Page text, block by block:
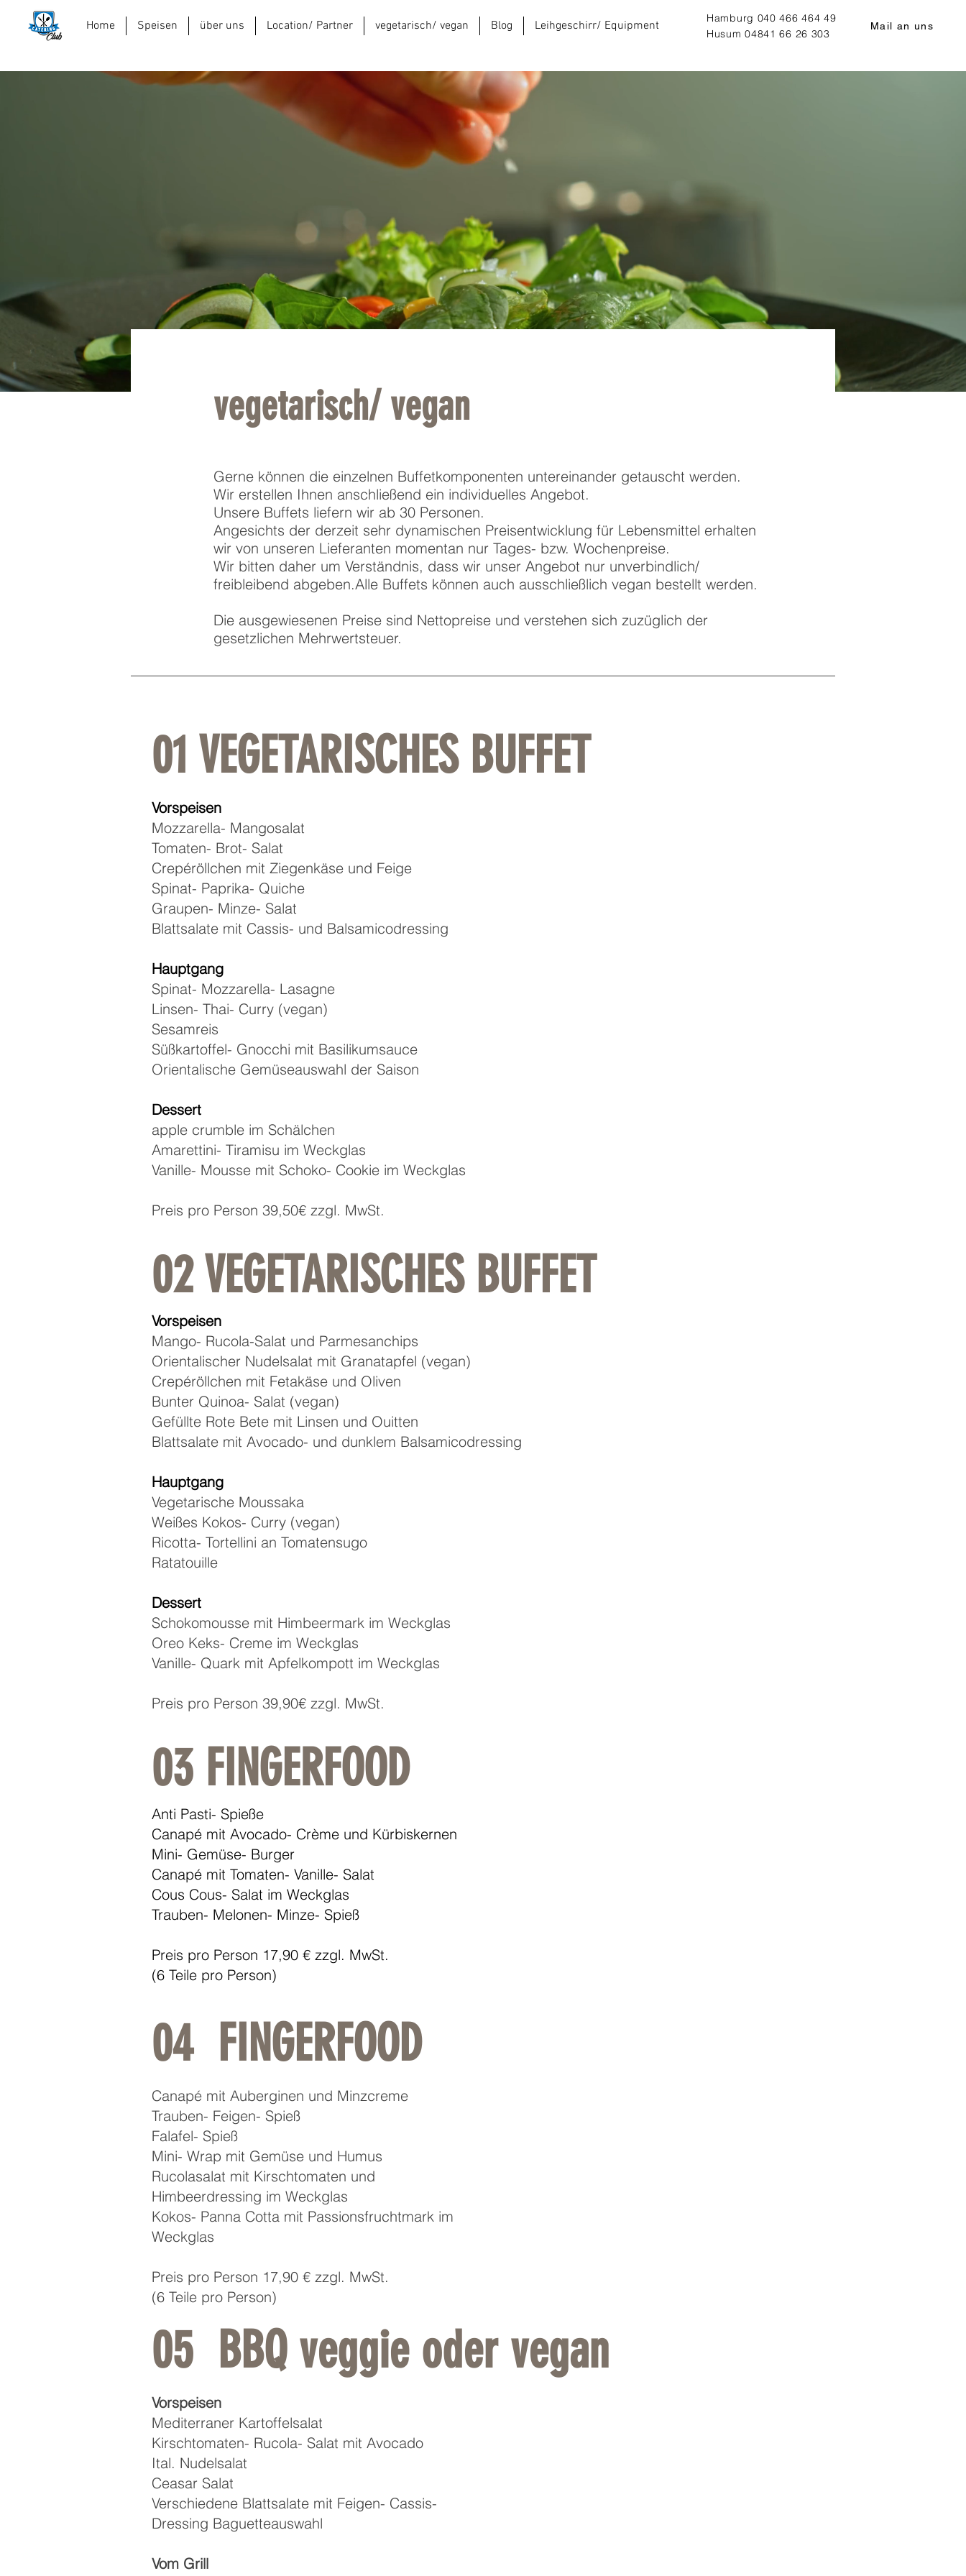
Home Speisen über uns Location/ Partner vegetarisch/ vegan Blog Leihgeschirr/ Equipment
Hamburg 040 466 464 49
Husum04841 66 26 303
Mail an uns
vegetarisch/ vegan
Gerne können die einzelnen Buffetkomponenten untereinander getauscht werden.
Wir erstellen Ihnen anschließend ein individuelles Angebot.
Unsere Buffets liefern wir ab 30 Personen.
Angesichts der derzeit sehr dynamischen Preisentwicklung für Lebensmittel erhalten
wir von unseren Lieferanten momentan nur Tages- bzw. Wochenpreise.
Wir bitten daher um Verständnis, dass wir unser Angebot nur unverbindlich/
freibleibend abgeben.Alle Buffets können auch ausschließlich vegan bestellt werden.​
Die ausgewiesenen Preise sind Nettopreise und verstehen sich zuzüglich der
gesetzlichen Mehrwertsteuer.
01 VEGETARISCHES BUFFET
Vorspeisen
Mozzarella- Mangosalat
Tomaten- Brot- Salat
Crepéröllchen mit Ziegenkäse und Feige
Spinat- Paprika- Quiche
Graupen- Minze- Salat
Blattsalate mit Cassis- und Balsamicodressing
Hauptgang
Spinat- Mozzarella- Lasagne
Linsen- Thai- Curry (vegan)
Sesamreis
Süßkartoffel- Gnocchi mit Basilikumsauce
Orientalische Gemüseauswahl der Saison
Dessert
apple crumble im Schälchen
Amarettini- Tiramisu im Weckglas
Vanille- Mousse mit Schoko- Cookie im Weckglas
Preis pro Person 39,50€ zzgl. MwSt.
02 VEGETARISCHES BUFFET
Vorspeisen
Mango- Rucola-Salat und Parmesanchips
Orientalischer Nudelsalat mit Granatapfel (vegan)
Crepéröllchen mit Fetakäse und Oliven
Bunter Quinoa- Salat (vegan)
Gefüllte Rote Bete mit Linsen und Ouitten
Blattsalate mit Avocado- und dunklem Balsamicodressing
Hauptgang
Vegetarische Moussaka
Weißes Kokos- Curry (vegan)
Ricotta- Tortellini an Tomatensugo
Ratatouille
Dessert
Schokomousse mit Himbeermark im Weckglas
Oreo Keks- Creme im Weckglas
Vanille- Quark mit Apfelkompott im Weckglas
Preis pro Person 39,90€ zzgl. MwSt.
03 FINGERFOOD
Anti Pasti- Spieße
Canapé mit Avocado- Crème und Kürbiskernen
Mini- Gemüse- Burger
Canapé mit Tomaten- Vanille- Salat
Cous Cous- Salat im Weckglas
Trauben- Melonen- Minze- Spieß
Preis pro Person 17,90 € zzgl. MwSt.
(6 Teile pro Person)
04 FINGERFOOD
Canapé mit Auberginen und Minzcreme
Trauben- Feigen- Spieß
Falafel- Spieß
Mini- Wrap mit Gemüse und Humus
Rucolasalat mit Kirschtomaten und
Himbeerdressing im Weckglas
Kokos- Panna Cotta mit Passionsfruchtmark im
Weckglas
Preis pro Person 17,90 € zzgl. MwSt.
(6 Teile pro Person)
05 BBQ veggie oder vegan
Vorspeisen
Mediterraner Kartoffelsalat
Kirschtomaten- Rucola- Salat mit Avocado
Ital. Nudelsalat
Ceasar Salat
Verschiedene Blattsalate mit Feigen- Cassis-
Dressing Baguetteauswahl
Vom Grill